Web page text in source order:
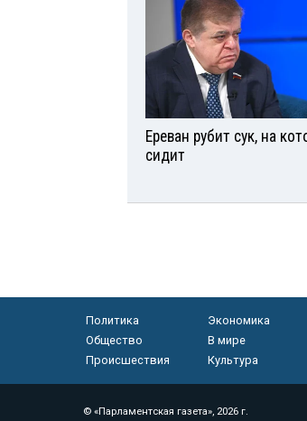
Ереван рубит сук, на
сидит
Политика
Экономика
Общество
В мире
Происшествия
Культура
© «Парламентская газета», 2026 г.